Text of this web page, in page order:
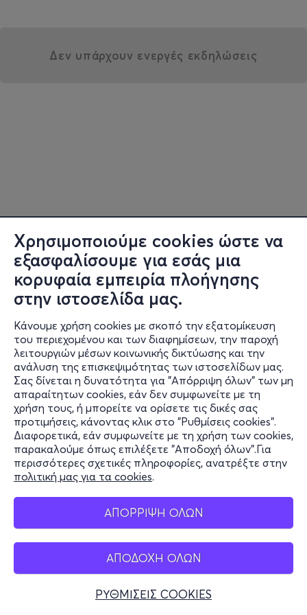
Χρησιμοποιούμε cookies ώστε να
εξασφαλίσουμε για εσάς μια
κορυφαία εμπειρία πλοήγησης
στην ιστοσελίδα μας.
Κάνουμε χρήση cookies με σκοπό την εξατομίκευση
του περιεχομένου και των διαφημίσεων, την παροχή
λειτουργιών μέσων κοινωνικής δικτύωσης και την
ανάλυση της επισκεψιμότητας των ιστοσελίδων μας.
Σας δίνεται η δυνατότητα για "Απόρριψη όλων" των μη
απαραίτητων cookies, εάν δεν συμφωνείτε με τη
χρήση τους, ή μπορείτε να ορίσετε τις δικές σας
προτιμήσεις, κάνοντας κλικ στο "Ρυθμίσεις cookies".
Διαφορετικά, εάν συμφωνείτε με τη χρήση των cookies,
παρακαλούμε όπως επιλέξετε "Αποδοχή όλων".Για
περισσότερες σχετικές πληροφορίες, ανατρέξτε στην
πολιτική μας για τα cookies.
ΑΠΟΡΡΙΨΗ ΟΛΩΝ
ΑΠΟΔΟΧΗ ΟΛΩΝ
ΡΥΘΜΙΣΕΙΣ COOKIES
Δεν υπάρχουν ενεργές εκδηλώσεις